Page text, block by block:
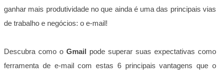
ganhar mais produtividade no que ainda é uma das principais vias
de trabalho e negócios: o e-mail!
Descubra como o Gmail pode superar suas expectativas como
ferramenta de e-mail com estas 6 principais vantagens que o